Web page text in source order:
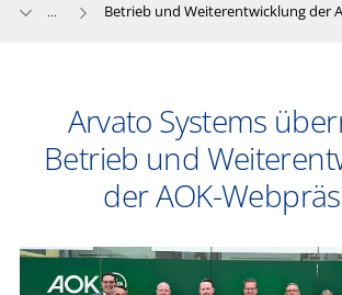
... Betrieb und Weiterentwicklung der
Arvato Systems
Betrieb und
der AOK-